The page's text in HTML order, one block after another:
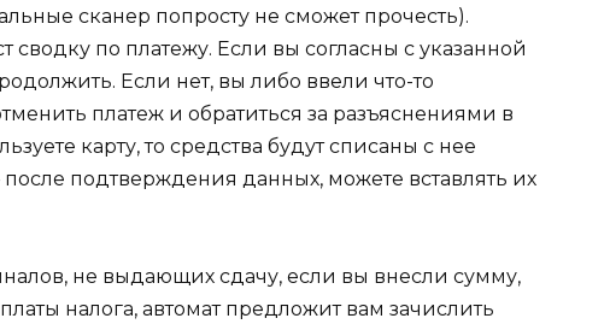
сканер попросту не сможет прочесть).
по платежу. Если вы согласны с указанной
Если нет, вы либо ввели что-то
платеж и обратиться за разъяснениями в
карту, то средства будут списаны с нее
подтверждения данных, можете вставлять их
не выдающих сдачу, если вы внесли сумму,
налога, автомат предложит вам зачислить